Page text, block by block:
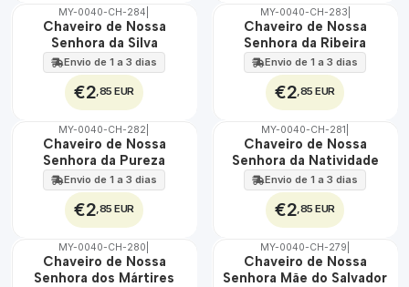
🇵🇹
100%
MY-0040-CH-284
Chaveiro de Nossa
Senhora da Silva
Envio de 1 a 3 dias
€2,85 EUR
🇵🇹
100%
MY-0040-CH-283
Chaveiro de Nossa
Senhora da Ribeira
Envio de 1 a 3 dias
€2,85 EUR
🇵🇹
100%
MY-0040-CH-282
Chaveiro de Nossa
Senhora da Pureza
Envio de 1 a 3 dias
€2,85 EUR
🇵🇹
100%
MY-0040-CH-281
Chaveiro de Nossa
Senhora da Natividade
Envio de 1 a 3 dias
€2,85 EUR
🇵🇹
100%
MY-0040-CH-280
Chaveiro de Nossa
Senhora dos Mártires
🇵🇹
100%
MY-0040-CH-279
Chaveiro de Nossa
Senhora Mãe do Salvador